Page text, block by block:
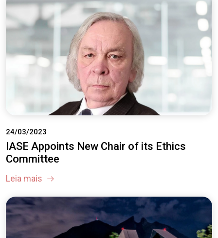
24/03/2023
IASE Appoints New Chair of its Ethics
Committee
Leia mais